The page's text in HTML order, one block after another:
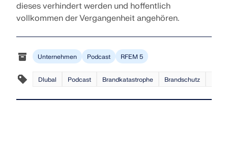
dieses verhindert werden und hoffentlich
vollkommen der Vergangenheit angehören.
Unternehmen Podcast RFEM 5
Dlubal Podcast Brandkatastrophe Brandschutz